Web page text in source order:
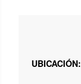
UBICACIÓN: